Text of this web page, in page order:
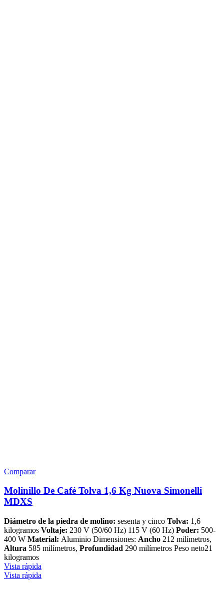
Comparar
Molinillo De Café Tolva 1,6 Kg Nuova Simonelli
MDXS
Diámetro de la piedra de molino: sesenta y cinco Tolva: 1,6
kilogramos Voltaje: 230 V (50/60 Hz) 115 V (60 Hz) Poder: 500-
400 W Material: Aluminio Dimensiones: Ancho 212 milímetros,
Altura 585 milímetros, Profundidad 290 milímetros Peso neto21
kilogramos
Vista rápida
Vista rápida